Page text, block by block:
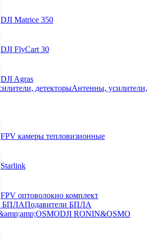
DJI Matrice 350
DJI FlyCart 30
DJI Agras
Антенны, усилители,
FPV камеры тепловизионные
Starlink
FPV оптоволокно комплект
Подавители БПЛА
DJI RONIN&OSMO